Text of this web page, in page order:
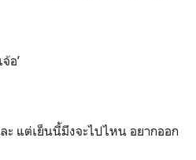
อ’
ะ แต่เย็นนี้มึงจะไปไหน อยากออก